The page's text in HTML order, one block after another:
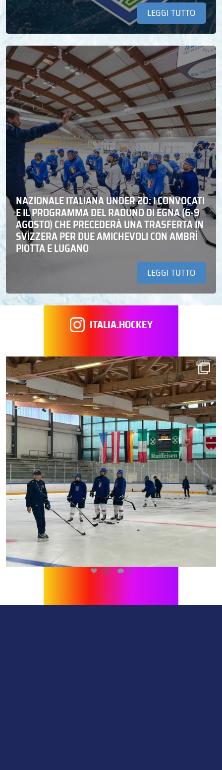
LEGGI TUTTO
NAZIONALE ITALIANA UNDER 20: I CONVOCATI
E IL PROGRAMMA DEL RADUNO DI EGNA (6-9
AGOSTO) CHE PRECEDERÀ UNA TRASFERTA IN
SVIZZERA PER DUE AMICHEVOLI CON AMBRÌ
PIOTTA E LUGANO
LEGGI TUTTO
ITALIA.HOCKEY
510 0